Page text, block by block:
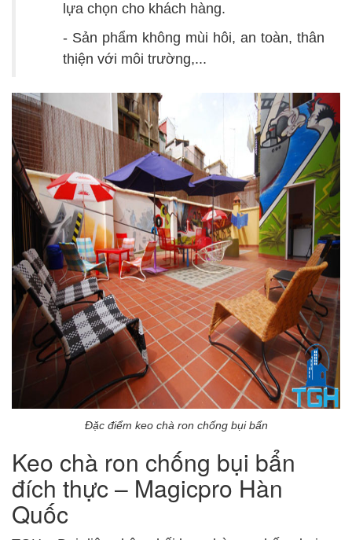
lựa chọn cho khách hàng.
- Sản phẩm không mùi hôi, an toàn, thân
thiện với môi trường,...
Đặc điểm keo chà ron chống bụi bẩn
Keo chà ron chống bụi bẩn
đích thực – Magicpro Hàn
Quốc